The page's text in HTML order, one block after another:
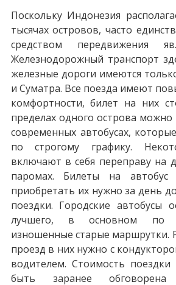
Поскольку Индонезия
тысячах островов, часто
средством передвижения
Железнодорожный транспорт
железные дороги имеются
и Суматра. Все поезда имеют
комфортности, билет на них
пределах одного острова можно
современных автобусах,
по строгому графику.
включают в себя переправу на
паромах. Билеты на автобус
приобретать их нужно за день
поездки. Городские автобусы
лучшего, в основном по
изношенные старые маршрутки.
проезд в них нужно с
водителем. Стоимость
быть заранее